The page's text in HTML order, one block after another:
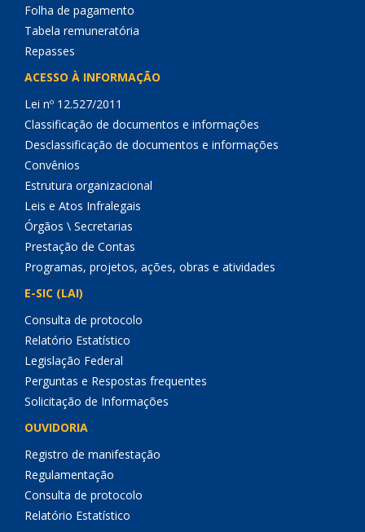
Folha de pagamento
Tabela remuneratória
Repasses
ACESSO À INFORMAÇÃO
Lei nº 12.527/2011
Classificação de documentos e informações
Desclassificação de documentos e informações
Convênios
Estrutura organizacional
Leis e Atos Infralegais
Órgãos \ Secretarias
Prestação de Contas
Programas, projetos, ações, obras e atividades
E-SIC (LAI)
Consulta de protocolo
Relatório Estatístico
Legislação Federal
Perguntas e Respostas frequentes
Solicitação de Informações
OUVIDORIA
Registro de manifestação
Regulamentação
Consulta de protocolo
Relatório Estatístico